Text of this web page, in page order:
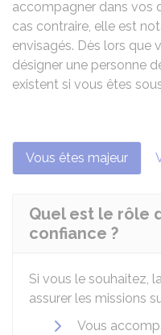
accompagner dans vos
cas contraire, elle est
envisagés. Dès lors que
désigner une personne
existent si vous êtes
Vous êtes majeur
Quel est le rôle
confiance ?
Si vous le souhaitez,
assurer les missions
Vous